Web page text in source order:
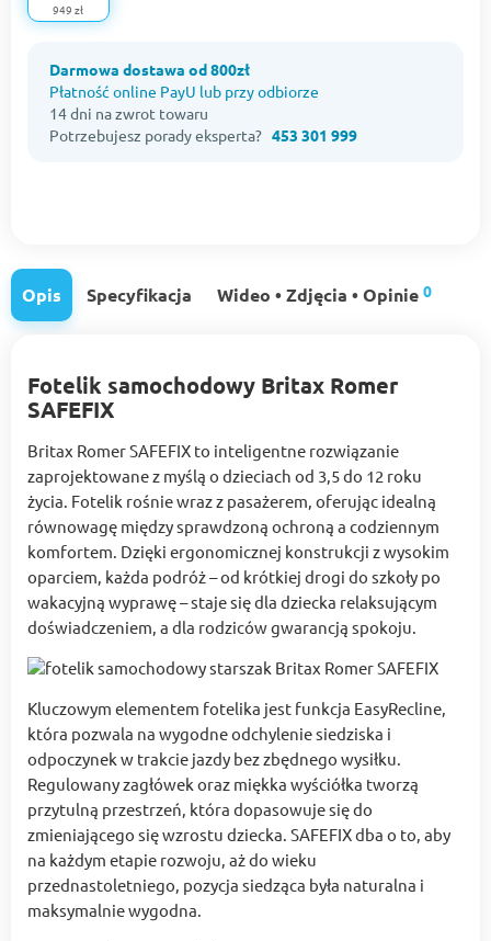
949 zł
Darmowa dostawa od 800zł
Płatność online PayU lub przy odbiorze
14 dni na zwrot towaru
Potrzebujesz porady eksperta? 453 301 999
Opis Specyfikacja Wideo • Zdjęcia • Opinie 0
Fotelik samochodowy Britax Romer
SAFEFIX
Britax Romer SAFEFIX to inteligentne rozwiązanie
zaprojektowane z myślą o dzieciach od 3,5 do 12 roku
życia. Fotelik rośnie wraz z pasażerem, oferując idealną
równowagę między sprawdzoną ochroną a codziennym
komfortem. Dzięki ergonomicznej konstrukcji z wysokim
oparciem, każda podróż – od krótkiej drogi do szkoły po
wakacyjną wyprawę – staje się dla dziecka relaksującym
doświadczeniem, а dla rodziców gwarancją spokoju.
Kluczowym elementem fotelika jest funkcja EasyRecline,
która pozwala na wygodne odchylenie siedziska i
odpoczynek w trakcie jazdy bez zbędnego wysiłku.
Regulowany zagłówek oraz miękka wyściółka tworzą
przytulną przestrzeń, która dopasowuje się do
zmieniającego się wzrostu dziecka. SAFEFIX dba o to, aby
na każdym etapie rozwoju, aż do wieku
przednastoletniego, pozycja siedząca była naturalna i
maksymalnie wygodna.